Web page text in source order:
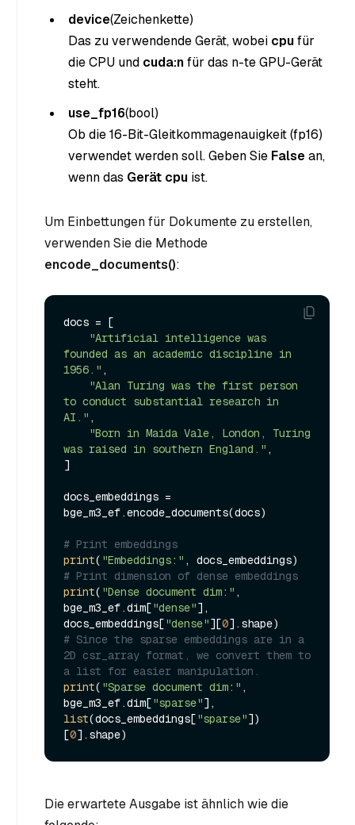
device(Zeichenkette)
Das zu verwendende Gerät, wobei cpufür
die CPU und cuda:nfür das n-te GPU-Gerät
steht.
use_fp16(bool)
Ob die 16-Bit-Gleitkommagenauigkeit (fp16)
verwendet werden soll. Geben Sie Falsean,
wenn das Gerät cpu ist.
Um Einbettungen für Dokumente zu erstellen,
verwenden Sie die Methode
encode_documents():
docs = [
"Artificial intelligence was
founded as an academic discipline in
1956." ,
"Alan Turing was the first person
to conduct substantial research in
AI." ,
"Born in Maida Vale, London, Turing
was raised in southern England." ,
]
docs_embeddings =
bge_m3_ef.encode_documents(docs)
# Print embeddings
print( "Embeddings:"
# Print dimension of dense embeddings
print( "Dense document dim:" ,
bge_m3_ef.dim["dense"],
docs_embeddings["dense"][0
# Since the sparse embeddings are in a
2D csr_array format, we convert them to
a list for easier manipulation.
print( "Sparse document dim:" ,
bge_m3_ef.dim["sparse"
list(docs_embeddings["sparse"])
[0
Die erwartete Ausgabe ist ähnlich wie die